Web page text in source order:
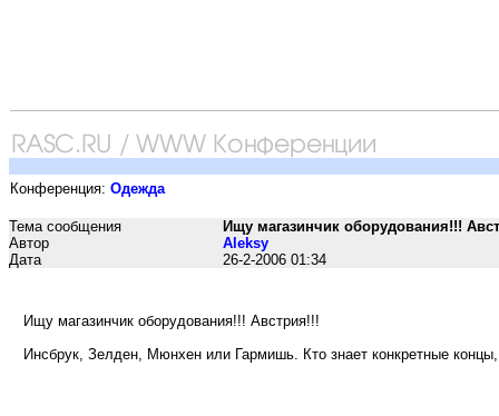
Конференция: Одежда
Тема сообщения
Ищу магазинчик оборудования!!!
Автор
Aleksy
Дата
26-2-2006 01:34
Ищу магазинчик оборудования!!! Австрия!!!
Инсбрук, Зелден, Мюнхен или Гармишь. Кто знает конкретные концы,